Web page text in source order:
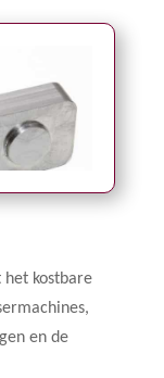
kostbare
en de